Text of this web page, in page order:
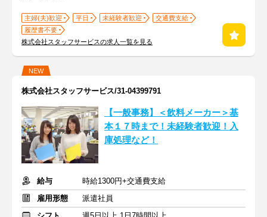
主婦(夫)歓迎 平日 未経験者歓迎
交通費支給
履歴書不要
株式会社スタッフサービスの求人一覧を見る
NEW
株式会社スタッフサービス/31-04399791
【一般事務】＜飲料メーカー＞基
本１７時まで！未経験者歓迎！入
庫処理など！
給与
時給1300円+交通費支給
雇用形態
派遣社員